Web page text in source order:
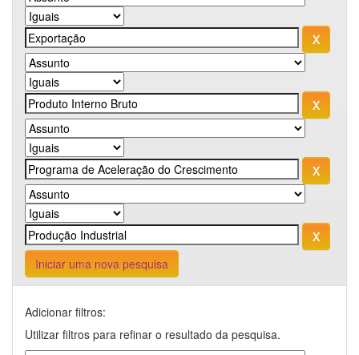
Iniciar uma nova pesquisa
Adicionar filtros:
Utilizar filtros para refinar o resultado da pesquisa.